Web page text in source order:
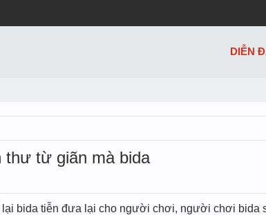
thư từ giãn mà bida
bida tiễn đưa lại cho người chơi, người chơi bida
DIỄN